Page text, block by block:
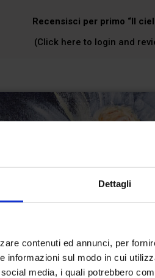
Dettagli
contenuti ed annunci, per
informazioni sul modo in cui
media, i quali potrebbero
Recensisci per primo “Il
(Click here to login and